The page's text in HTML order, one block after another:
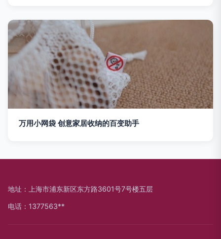
万用小网袋 创意家居收纳的百变助手
地址：上海市浦东新区东方路3601号7号楼五层
电话：1377563**